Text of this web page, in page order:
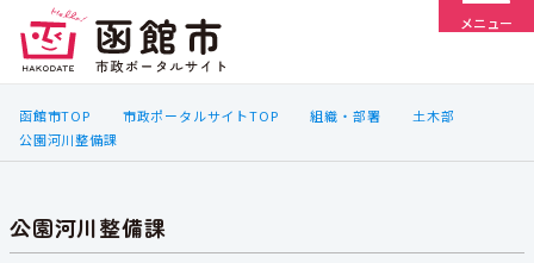
メニュー
函館市TOP 市政ポータルサイトTOP 組織・部署
土木部
公園河川整備課
公園河川整備課